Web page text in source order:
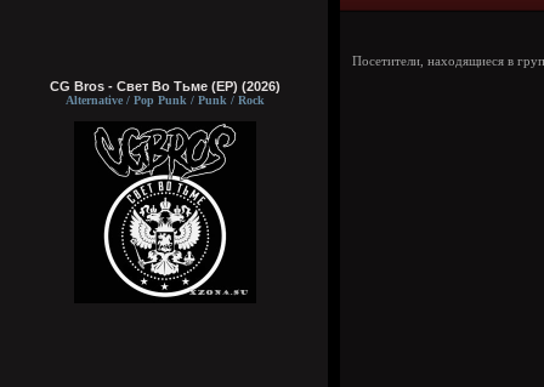
CG Bros - Свет Во Тьме (EP) (2026)
Alternative / Pop Punk / Punk / Rock
Посетители, находящиеся в